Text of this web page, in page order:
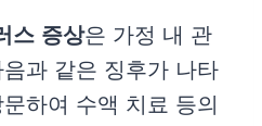
스 증상은 가정 내 관
과 같은 징후가 나타
하여 수액 치료 등의